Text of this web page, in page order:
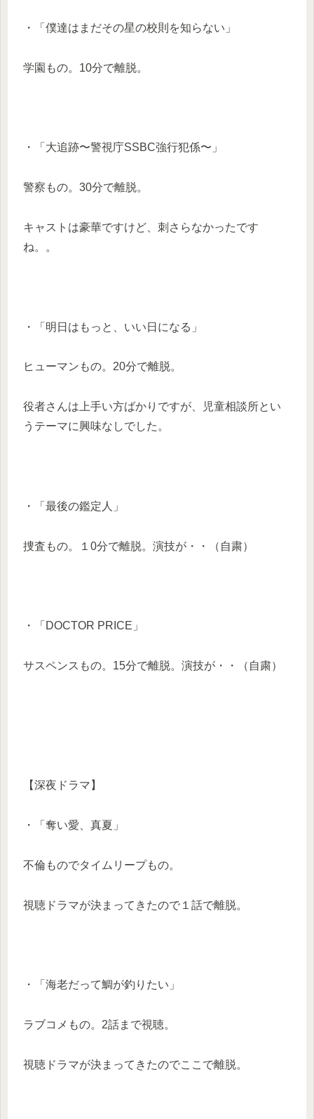
・「僕達はまだその星の校則を知らない」
学園もの。10分で離脱。
・「大追跡〜警視庁SSBC強行犯係〜」
警察もの。30分で離脱。
キャストは豪華ですけど、刺さらなかったです
ね。。
・「明日はもっと、いい日になる」
ヒューマンもの。20分で離脱。
役者さんは上手い方ばかりですが、児童相談所とい
うテーマに興味なしでした。
・「最後の鑑定人」
捜査もの。１0分で離脱。演技が・・（自粛）
・「DOCTOR PRICE」
サスペンスもの。15分で離脱。演技が・・（自粛）
【深夜ドラマ】
・「奪い愛、真夏」
不倫ものでタイムリープもの。
視聴ドラマが決まってきたので１話で離脱。
・「海老だって鯛が釣りたい」
ラブコメもの。2話まで視聴。
視聴ドラマが決まってきたのでここで離脱。